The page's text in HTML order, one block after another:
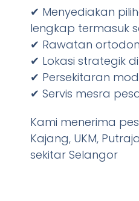
✔ Menyediakan
lengkap termasuk
✔ Rawatan
✔ Lokasi strategik
✔ Persekitaran
✔ Servis mesra
Kami menerima
Kajang, UKM,
sekitar Selangor